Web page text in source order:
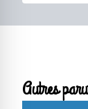
Autres